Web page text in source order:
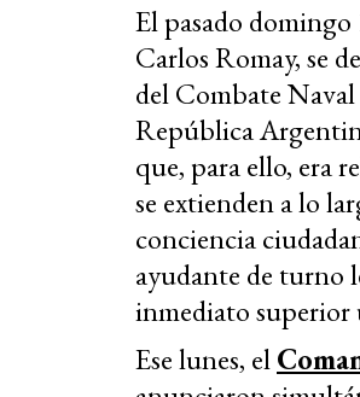
El pasado
Carlos Romay, se
del Combate
República
que, para ello, era
se extienden a lo
conciencia
ayudante de turno
inmediato superior
Ese lunes, el